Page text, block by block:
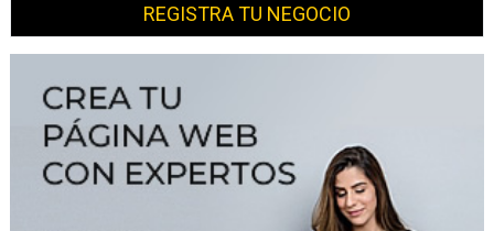
REGISTRA TU NEGOCIO